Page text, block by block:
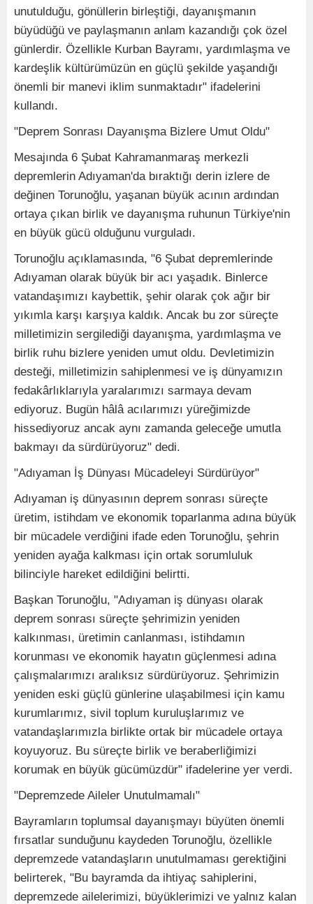
unutulduğu, gönüllerin birleştiği, dayanışmanın
büyüdüğü ve paylaşmanın anlam kazandığı çok özel
günlerdir. Özellikle Kurban Bayramı, yardımlaşma ve
kardeşlik kültürümüzün en güçlü şekilde yaşandığı
önemli bir manevi iklim sunmaktadır" ifadelerini
kullandı.
"Deprem Sonrası Dayanışma Bizlere Umut Oldu"
Mesajında 6 Şubat Kahramanmaraş merkezli
depremlerin Adıyaman'da bıraktığı derin izlere de
değinen Torunoğlu, yaşanan büyük acının ardından
ortaya çıkan birlik ve dayanışma ruhunun Türkiye'nin
en büyük gücü olduğunu vurguladı.
Torunoğlu açıklamasında, "6 Şubat depremlerinde
Adıyaman olarak büyük bir acı yaşadık. Binlerce
vatandaşımızı kaybettik, şehir olarak çok ağır bir
yıkımla karşı karşıya kaldık. Ancak bu zor süreçte
milletimizin sergilediği dayanışma, yardımlaşma ve
birlik ruhu bizlere yeniden umut oldu. Devletimizin
desteği, milletimizin sahiplenmesi ve iş dünyamızın
fedakârlıklarıyla yaralarımızı sarmaya devam
ediyoruz. Bugün hâlâ acılarımızı yüreğimizde
hissediyoruz ancak aynı zamanda geleceğe umutla
bakmayı da sürdürüyoruz" dedi.
"Adıyaman İş Dünyası Mücadeleyi Sürdürüyor"
Adıyaman iş dünyasının deprem sonrası süreçte
üretim, istihdam ve ekonomik toparlanma adına büyük
bir mücadele verdiğini ifade eden Torunoğlu, şehrin
yeniden ayağa kalkması için ortak sorumluluk
bilinciyle hareket edildiğini belirtti.
Başkan Torunoğlu, "Adıyaman iş dünyası olarak
deprem sonrası süreçte şehrimizin yeniden
kalkınması, üretimin canlanması, istihdamın
korunması ve ekonomik hayatın güçlenmesi adına
çalışmalarımızı aralıksız sürdürüyoruz. Şehrimizin
yeniden eski güçlü günlerine ulaşabilmesi için kamu
kurumlarımız, sivil toplum kuruluşlarımız ve
vatandaşlarımızla birlikte ortak bir mücadele ortaya
koyuyoruz. Bu süreçte birlik ve beraberliğimizi
korumak en büyük gücümüzdür" ifadelerine yer verdi.
"Depremzede Aileler Unutulmamalı"
Bayramların toplumsal dayanışmayı büyüten önemli
fırsatlar sunduğunu kaydeden Torunoğlu, özellikle
depremzede vatandaşların unutulmaması gerektiğini
belirterek, "Bu bayramda da ihtiyaç sahiplerini,
depremzede ailelerimizi, büyüklerimizi ve yalnız kalan